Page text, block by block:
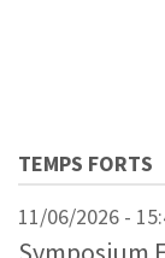
TEMPS FORTS
11/06/2026 -